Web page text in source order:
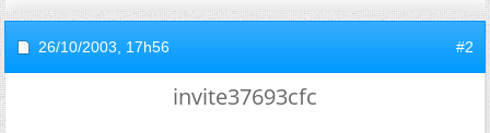
26/10/2003, 17h56 #2
invite37693cfc